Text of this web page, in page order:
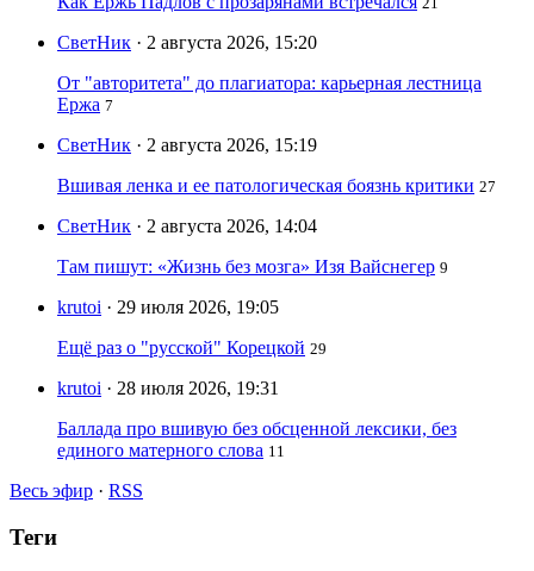
СветНик · 2 августа 2026, 15:20
От "авторитета" до плагиатора: карьерная лестница
Ержа 7
СветНик · 2 августа 2026, 15:19
Вшивая ленка и ее патологическая боязнь критики 27
СветНик · 2 августа 2026, 14:04
Там пишут: «Жизнь без мозга» Изя Вайснегер 9
krutoi · 29 июля 2026, 19:05
Ещё раз о "русской" Корецкой 29
krutoi · 28 июля 2026, 19:31
Баллада про вшивую без обсценной лексики, без
единого матерного слова 11
Весь эфир · RSS
Теги